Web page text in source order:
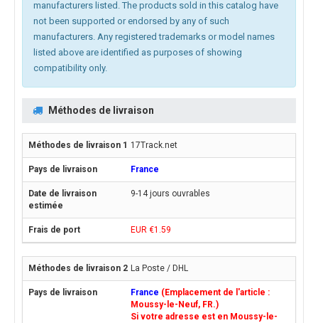
manufacturers listed. The products sold in this catalog have
not been supported or endorsed by any of such
manufacturers. Any registered trademarks or model names
listed above are identified as purposes of showing
compatibility only.
Méthodes de livraison
17Track.net
France
9-14 jours ouvrables
EUR €1.59
La Poste / DHL
France (Emplacement de l'article :
Moussy-le-Neuf, FR.)
Si votre adresse est en Moussy-le-